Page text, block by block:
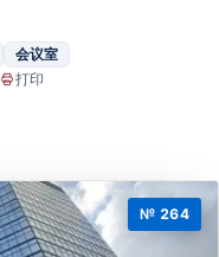
会议室
打印
№ 264